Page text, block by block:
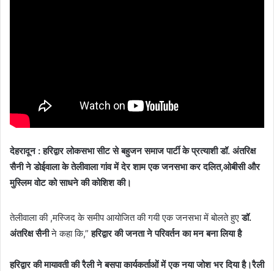
देहरादून : हरिद्वार लोकसभा सीट से बहुजन समाज पार्टी के प्रत्याशी डॉ. अंतरिक्ष
सैनी ने डोईवाला के तेलीवाला गांव में देर शाम एक जनसभा कर दलित,ओबीसी और
मुस्लिम वोट को साधने की कोशिश की।
तेलीवाला की ,मस्जिद के समीप आयोजित की गयी एक जनसभा में बोलते हुएडॉ.
अंतरिक्ष सैनीने कहा कि,”हरिद्वार की जनता ने परिवर्तन का मन बना लिया है
हरिद्वार की मायावती की रैली ने बसपा कार्यकर्ताओं में एक नया जोश भर दिया है।रैली